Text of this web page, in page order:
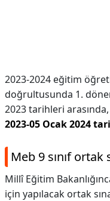
2023-2024 eğitim
doğrultusunda 1.
2023 tarihleri
2023-05 Ocak 2024
Meb 9 sınıf ortak
Millî Eğitim
için yapılacak ortak